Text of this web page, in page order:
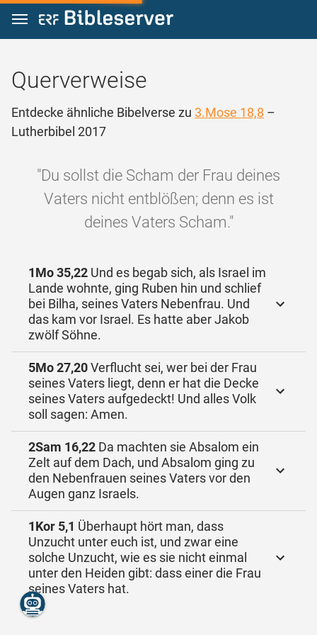
Zum Inhalt springen
Querverweise
Entdecke ähnliche Bibelverse zu 3.Mose 18,8 –
Lutherbibel 2017
"Du sollst die Scham der Frau deines
Vaters nicht entblößen; denn es ist
deines Vaters Scham."
1Mo 35,22 Und es begab sich, als Israel im
Lande wohnte, ging Ruben hin und schlief
bei Bilha, seines Vaters Nebenfrau. Und
das kam vor Israel. Es hatte aber Jakob
zwölf Söhne.
5Mo 27,20Verflucht sei, wer bei der Frau
seines Vaters liegt, denn er hat die Decke
seines Vaters aufgedeckt! Und alles Volk
soll sagen: Amen.
2Sam 16,22 Da machten sie Absalom ein
Zelt auf dem Dach, und Absalom ging zu
den Nebenfrauen seines Vaters vor den
Augen ganz Israels.
1Kor 5,1 Überhaupt hört man, dass
Unzucht unter euch ist, und zwar eine
solche Unzucht, wie es sie nicht einmal
unter den Heiden gibt: dass einer die Frau
seines Vaters hat.